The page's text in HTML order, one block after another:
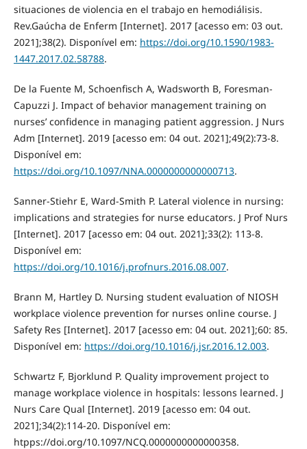
situaciones de violencia en el trabajo en hemodiálisis.
Rev.Gaúcha de Enferm [Internet]. 2017 [acesso em: 03 out.
2021];38(2). Disponível em: https://doi.org/10.1590/1983-
1447.2017.02.58788.
De la Fuente M, Schoenfisch A, Wadsworth B, Foresman-
Capuzzi J. Impact of behavior management training on
nurses’ confidence in managing patient aggression. J Nurs
Adm [Internet]. 2019 [acesso em: 04 out. 2021];49(2):73-8.
Disponível em:
https://doi.org/10.1097/NNA.0000000000000713.
Sanner-Stiehr E, Ward-Smith P. Lateral violence in nursing:
implications and strategies for nurse educators. J Prof Nurs
[Internet]. 2017 [acesso em: 04 out. 2021];33(2): 113-8.
Disponível em:
https://doi.org/10.1016/j.profnurs.2016.08.007.
Brann M, Hartley D. Nursing student evaluation of NIOSH
workplace violence prevention for nurses online course. J
Safety Res [Internet]. 2017 [acesso em: 04 out. 2021];60: 85.
Disponível em: https://doi.org/10.1016/j.jsr.2016.12.003.
Schwartz F, Bjorklund P. Quality improvement project to
manage workplace violence in hospitals: lessons learned. J
Nurs Care Qual [Internet]. 2019 [acesso em: 04 out.
2021];34(2):114-20. Disponível em:
htpps://doi.org/10.1097/NCQ.0000000000000358.